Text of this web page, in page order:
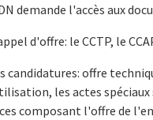
demande l'accès aux
d'offre: le CCTP, le
candidatures: offre
les actes
composant l'offre de